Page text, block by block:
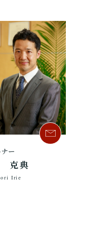
ー
克典
Irie